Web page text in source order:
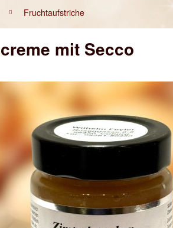
Fruchtaufstriche
mit Secco